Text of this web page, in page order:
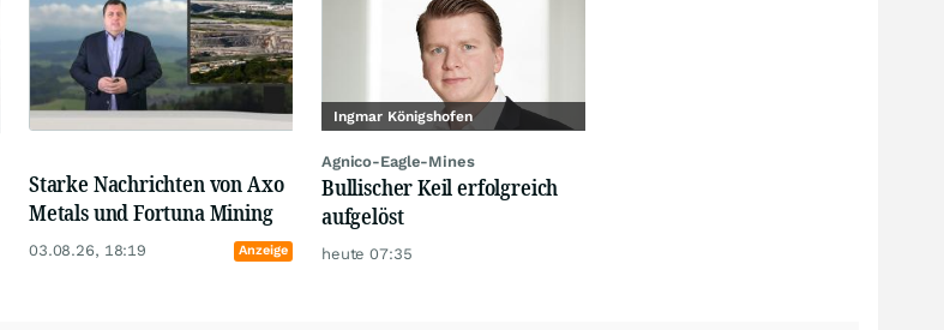
Starke Nachrichten von Axo
Metals und Fortuna Mining
03.08.26, 18:19 Anzeige
Ingmar Königshofen
Agnico-Eagle-Mines
Bullischer Keil erfolgreich
aufgelöst
heute 07:35